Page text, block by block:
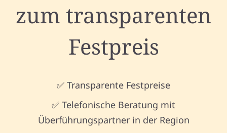
zum transparenten
Festpreis
✅ Transparente Festpreise
✅ Telefonische Beratung mit
Überführungspartner in der Region